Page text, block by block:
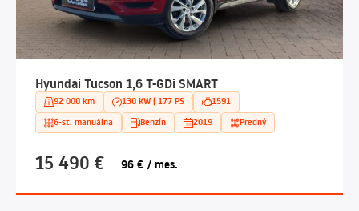
Hyundai Tucson 1,6 T-GDi SMART
92 000 km 130 KW | 177 PS
1591
6-st. manuálna
Benzín 2019 Predný
15 490 € 96 € / mes.